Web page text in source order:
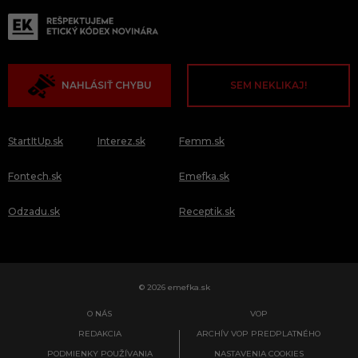
NAHLÁSIŤ CHYBU SEM NEKLIKAJ!
StartItUp.sk
Fontech.sk
Odzadu.sk
Interez.sk Femm.sk
Emefka.sk
Receptik.sk
© 2026 emefka.sk
O NÁS
REDAKCIA
PODMIENKY POUŽÍVANIA
VOP
ARCHÍV VOP PREDPLATNÉHO
NASTAVENIA COOKIES